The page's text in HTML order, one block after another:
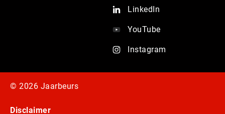
LinkedIn
YouTube
Instagram
© 2026 Jaarbeurs
Disclaimer